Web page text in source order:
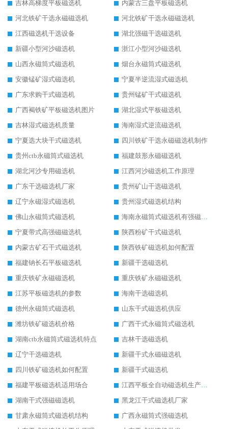
吉林高梯度平板磁选机
内蒙古三盘平板磁选机
河北铁矿干选永磁磁选机
河北铁矿干选永磁磁选机
江西磁选机干选设备
湖北强磁干选磁选机
新疆小型河沙磁选机
浙江小型河沙磁选机
山西永磁筒式磁选机
烟台永磁筒式磁选机
安徽锰矿湿式磁选机
宁夏半逆流湿式磁选机
广东求购干式磁选机
贵州锰矿干式磁选机
广西褐铁矿平板磁选机图片
湖北湿式平板磁选机
吉林湿式磁选机质量
海南湿式逆流磁选机
宁夏选大块干式磁选机
四川铁矿干选永磁磁选机制作
贵州ctb永磁筒式磁选机
福建鼓形永磁磁选机
湖北河沙专用磁选机
江西河沙磁选机工作原理
广东干选磁选机厂家
贵州矿山干选磁选机
辽宁永磁湿式磁选机
贵州湿式磁选机结构
佛山永磁筒式磁选机
海南永磁筒式磁选机有强磁的吗
宁夏带式高强磁磁选机
陕西粉矿干式磁选机
内蒙古矿石干式磁选机
陕西铁矿磁选机如何配置
福建钠长石平板磁选机
新疆干选磁选机
重庆铁矿永磁磁选机
重庆铁矿永磁磁选机
江苏平板磁选机的参数
海南干选磁选机
德州永磁筒式磁选机
山东干式磁选机供应
潍坊铁矿磁选机价格
广西干式永磁筒式磁选机
湖南ctb永磁筒式磁选机特点
吉林干选磁选机
辽宁干选磁选机
新疆干式永磁磁选机
四川铁矿磁选机如何配置
新疆干式磁选机
福建平板磁选机适用场合
江西平板全自动磁选机生产厂家
湖南干式强磁磁选机
黑龙江干式磁选机厂家
甘肃永磁筒式磁选机结构
广西永磁筒式强磁选机